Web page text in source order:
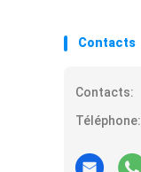
Contacts
Contacts:
Téléphone: